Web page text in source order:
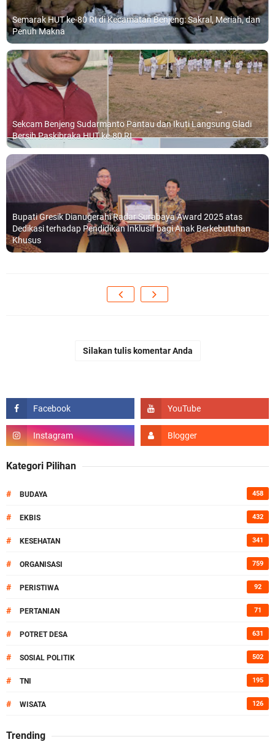
Semarak HUT ke-80 RI di Kecamatan Benjeng: Sakral, Meriah, dan
Penuh Makna
Sekcam Benjeng Sudarmanto Pantau dan Ikuti Langsung Gladi
Bersih Paskibraka HUT ke-80 RI
Bupati Gresik Dianugerahi Radar Surabaya Award 2025 atas
Dedikasi terhadap Pendidikan Inklusif bagi Anak Berkebutuhan
Khusus
Silakan tulis komentar Anda
Kategori Pilihan
# BUDAYA 458
# EKBIS 432
# KESEHATAN 341
# ORGANISASI 759
# PERISTIWA 92
# PERTANIAN 71
# POTRET DESA 631
# SOSIAL POLITIK 502
# TNI 195
# WISATA 126
Trending